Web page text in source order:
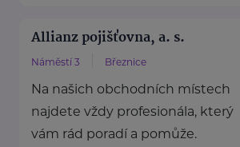
Allianz pojišťovna, a. s.
Náměstí 3 Březnice
Na našich obchodních místech
najdete vždy profesionála, který
vám rád poradí a pomůže.